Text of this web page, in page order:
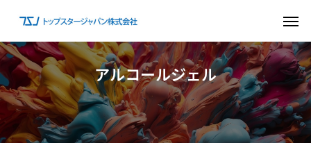
アルコールジェル